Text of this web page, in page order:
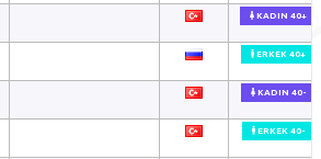
KADIN 40+
ERKEK 40+
KADIN 40-
ERKEK 40-